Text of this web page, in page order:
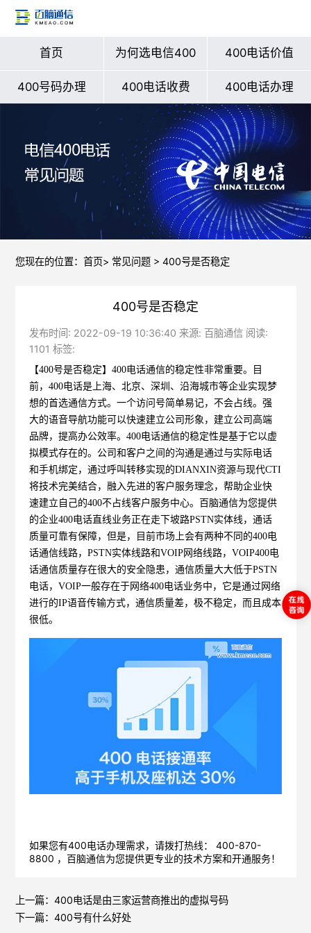
首页 为何选电信400 400电话价值
400号码办理 400电话收费 400电话办理
您现在的位置： 首页> 常见问题> 400号是否稳定
400号是否稳定
发布时间: 2022-09-19 10:36:40 来源: 百脑通信 阅读:
1101 标签:
【400号是否稳定】400电话通信的稳定性非常重要。目
前，400电话是上海、北京、深圳、沿海城市等企业实现梦
想的首选通信方式。一个访问号简单易记，不会占线。强
大的语音导航功能可以快速建立公司形象，建立公司高端
品牌，提高办公效率。400电话通信的稳定性是基于它以虚
拟模式存在的。公司和客户之间的沟通是通过与实际电话
和手机绑定，通过呼叫转移实现的DIANXIN资源与现代CTI
将技术完美结合，融入先进的客户服务理念，帮助企业快
速建立自己的400不占线客户服务中心。
百脑通信为您提供
的企业400电话直线业务正在走下坡路PSTN实体线，通话
质量可靠有保障，但是，目前市场上会有两种不同的400电
话通信线路，PSTN实体线路和VOIP网络线路，VOIP400电
话通信质量存在很大的安全隐患，通信质量大大低于PSTN
电话，VOIP一般存在于网络400电话业务中，它是通过网络
进行的IP语音传输方式，通信质量差，极不稳定，而且成本
很低。
如果您有400电话办理需求，请拨打热线： 400-870-
8800 ，百脑通信为您提供更专业的技术方案和开通服务！
上一篇： 400电话是由三家运营商推出的虚拟号码
下一篇： 400号有什么好处